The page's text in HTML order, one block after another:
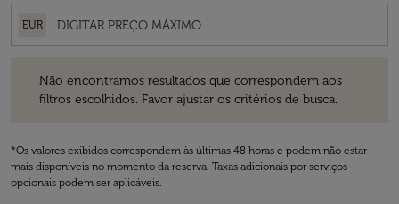
EUR
Não encontramos resultados que correspondem aos
filtros escolhidos. Favor ajustar os critérios de busca.
*Os valores exibidos correspondem às últimas 48 horas e podem não estar
mais disponíveis no momento da reserva. Taxas adicionais por serviços
opcionais podem ser aplicáveis.